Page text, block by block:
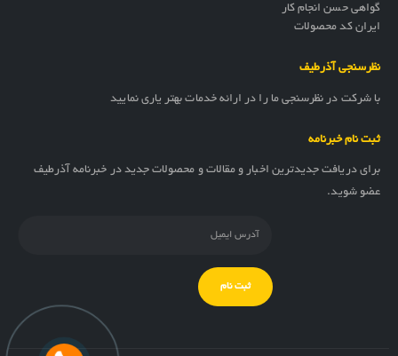
گواهی حسن انجام کار
ایران کد محصولات
نظرسنجی آذرطیف
با شرکت در نظرسنجی ما را در ارائه خدمات بهتر یاری نمایید
ثبت نام خبرنامه
برای دریافت جدیدترین اخبار و مقالات و محصولات جدید در خبرنامه آذرطیف
عضو شوید.